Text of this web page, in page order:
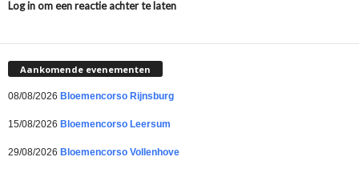
Log in om een reactie achter te laten
Aankomende evenementen
08/08/2026 Bloemencorso Rijnsburg
15/08/2026 Bloemencorso Leersum
29/08/2026 Bloemencorso Vollenhove